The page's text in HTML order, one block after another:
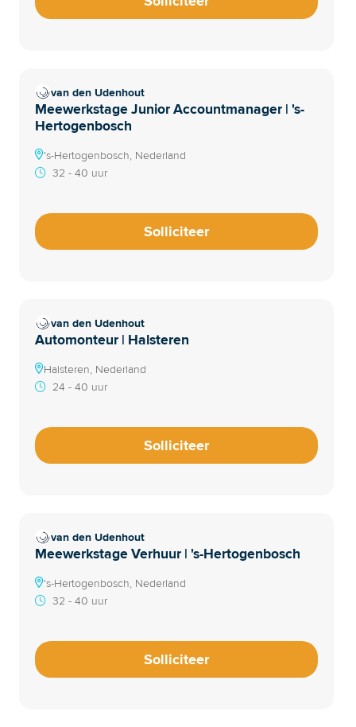
van den Udenhout
Meewerkstage Junior Accountmanager | 's-
Hertogenbosch
's-Hertogenbosch, Nederland
32 - 40 uur
Solliciteer
van den Udenhout
Automonteur | Halsteren
Halsteren, Nederland
24 - 40 uur
Solliciteer
van den Udenhout
Meewerkstage Verhuur | 's-Hertogenbosch
's-Hertogenbosch, Nederland
32 - 40 uur
Solliciteer